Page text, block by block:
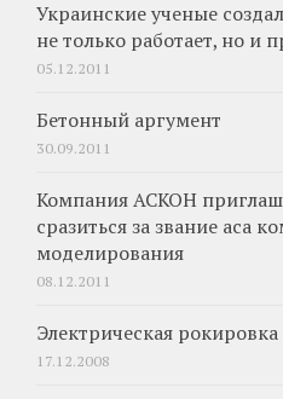
Украинские ученые
не только работает, но и
05.12.2011
Бетонный аргумент
30.09.2011
Компания АСКОН
сразиться за звание аса
моделирования
08.12.2011
Электрическая
17.12.2008